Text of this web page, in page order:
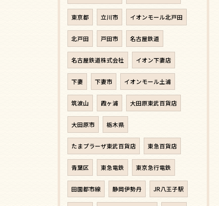
東京都 立川市 イオンモール北戸田
北戸田 戸田市 名古屋鉄道
名古屋鉄道株式会社 イオン下妻店
下妻 下妻市 イオンモール土浦
筑波山 霞ヶ浦 大田原東武百貨店
大田原市 栃木県
たまプラーザ東武百貨店 東急百貨店
青葉区 東急電鉄 東京急行電鉄
田園都市線 静岡伊勢丹 JR八王子駅